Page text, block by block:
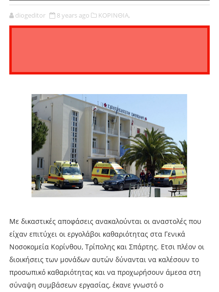
diogeditor 8 years ago ΚΟΡΙΝΘΙΑ,
Με δικαστικές αποφάσεις ανακαλούνται οι αναστολές που
είχαν επιτύχει οι εργολάβοι καθαριότητας στα Γενικά
Νοσοκομεία Κορίνθου, Τρίπολης και Σπάρτης. Ετσι πλέον οι
διοικήσεις των μονάδων αυτών δύνανται να καλέσουν το
προσωπικό καθαριότητας και να προχωρήσουν άμεσα στη
σύναψη συμβάσεων εργασίας, έκανε γνωστό ο